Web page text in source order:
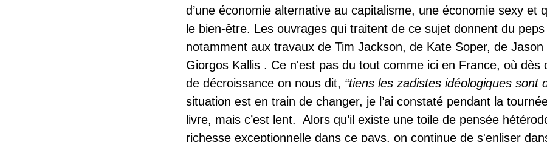
d’une économie alternative au capitalisme, une économie sexy et
le bien-être. Les ouvrages qui traitent de ce sujet donnent du
notamment aux travaux de Tim Jackson, de Kate Soper, de Jason
Giorgos Kallis . Ce n'est pas du tout comme ici en France, où dès
de décroissance on nous dit, “tiens les zadistes idéologiques sont
situation est en train de changer, je l’ai constaté pendant la
livre, mais c’est lent. Alors qu’il existe une toile de pensée
richesse exceptionnelle dans ce pays, on continue de s'enliser